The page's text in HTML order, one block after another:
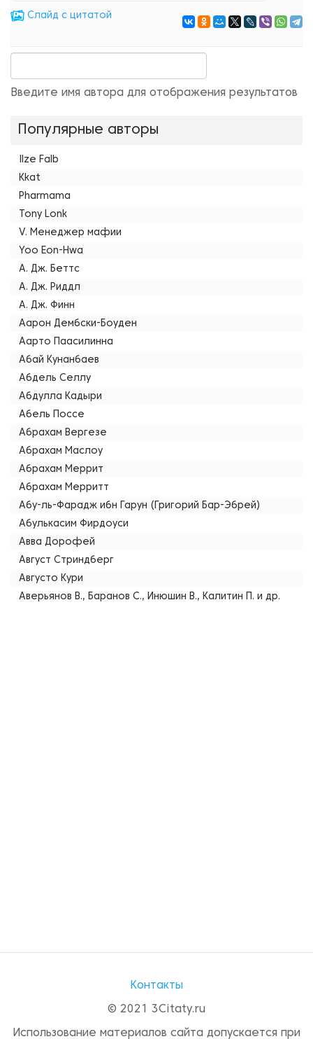
Cлайд с цитатой
Введите имя автора для отображения результатов
Популярные авторы
Ilze Falb
Kkat
Pharmama
Tony Lonk
V. Менеджер мафии
Yoo Eon-Hwa
А. Дж. Беттс
А. Дж. Риддл
А. Дж. Финн
Аарон Дембски-Боуден
Аарто Паасилинна
Абай Кунанбаев
Абдель Селлу
Абдулла Кадыри
Абель Поссе
Абрахам Вергезе
Абрахам Маслоу
Абрахам Меррит
Абрахам Мерритт
Абу-ль-Фарадж ибн Гарун (Григорий Бар-Эбрей)
Абулькасим Фирдоуси
Авва Дорофей
Август Стриндберг
Августо Кури
Аверьянов В., Баранов С., Инюшин В., Калитин П. и др.
Контакты
© 2021 3Citaty.ru
Использование материалов сайта допускается при